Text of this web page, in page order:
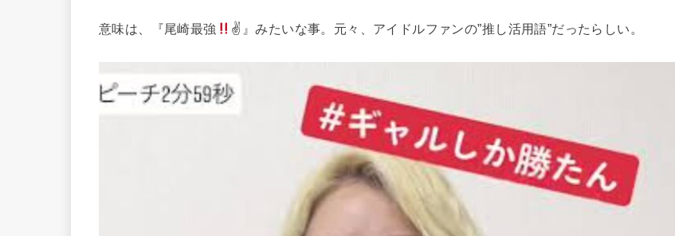
意味は、『尾崎最強 ✌』みたいな事。元々、アイドルファンの”推し活用語”だったらしい。